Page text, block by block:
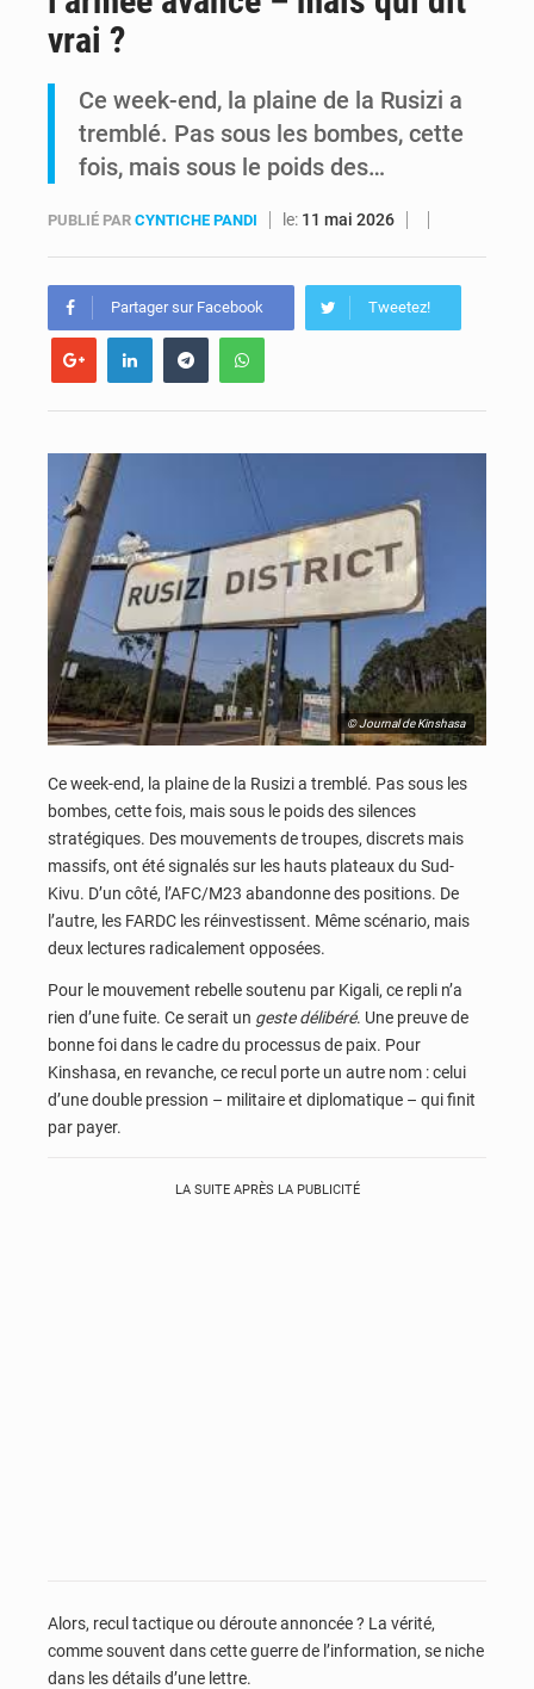
Comment des milliers d’Africains protègent et font fructifier leur argent avec l’USDT
vrai ?
Ce week-end, la plaine de la Rusizi a
tremblé. Pas sous les bombes, cette
fois, mais sous le poids des…
PUBLIÉ PAR CYNTICHE PANDI le: 11 mai 2026
Partager sur Facebook Tweetez!
© Journal de Kinshasa
Ce week-end, la plaine de la Rusizi a tremblé. Pas sous les
bombes, cette fois, mais sous le poids des silences
stratégiques. Des mouvements de troupes, discrets mais
massifs, ont été signalés sur les hauts plateaux du Sud-
Kivu. D’un côté, l’AFC/M23 abandonne des positions. De
l’autre, les FARDC les réinvestissent. Même scénario, mais
deux lectures radicalement opposées.
Pour le mouvement rebelle soutenu par Kigali, ce repli n’a
rien d’une fuite. Ce serait un geste délibéré. Une preuve de
bonne foi dans le cadre du processus de paix. Pour
Kinshasa, en revanche, ce recul porte un autre nom : celui
d’une double pression – militaire et diplomatique – qui finit
par payer.
LA SUITE APRÈS LA PUBLICITÉ
Alors, recul tactique ou déroute annoncée ? La vérité,
comme souvent dans cette guerre de l’information, se niche
dans les détails d’une lettre.